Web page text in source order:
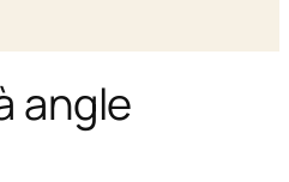
angle